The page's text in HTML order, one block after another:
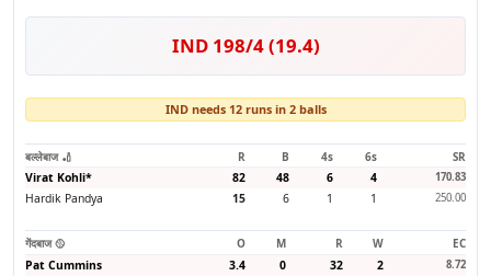
IND 198/4 (19.4)
IND needs 12 runs in 2 balls
बल्लेबाज 🏏 R B 4s 6s
SR
Virat Kohli* 82 48 6 4 170.83
Hardik Pandya 15 6 1 1 250.00
गेंदबाज 🥎 O M R W
EC
Pat Cummins
3.4 0 32 2 8.72